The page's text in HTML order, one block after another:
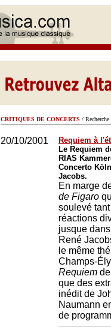
CRITIQUES DE CONCERTS / Recherche
20/10/2001
Requiem à
Le Requiem
RIAS
Concerto
Jacobs.
En marge
de Figaro
soulevé
réactions
jusque
René
le même
Champs-
Requiem
que des
inédit de
Naumann
de